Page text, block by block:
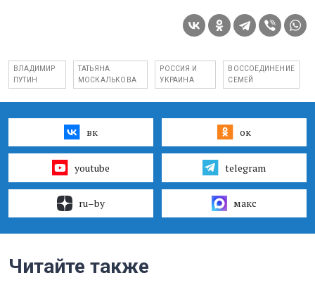
ВЛАДИМИР
ПУТИН
ТАТЬЯНА
МОСКАЛЬКОВА
РОССИЯ И
УКРАИНА
ВОССОЕДИНЕНИЕ
СЕМЕЙ
вк ок
youtube telegram
ru–by макс
Читайте также